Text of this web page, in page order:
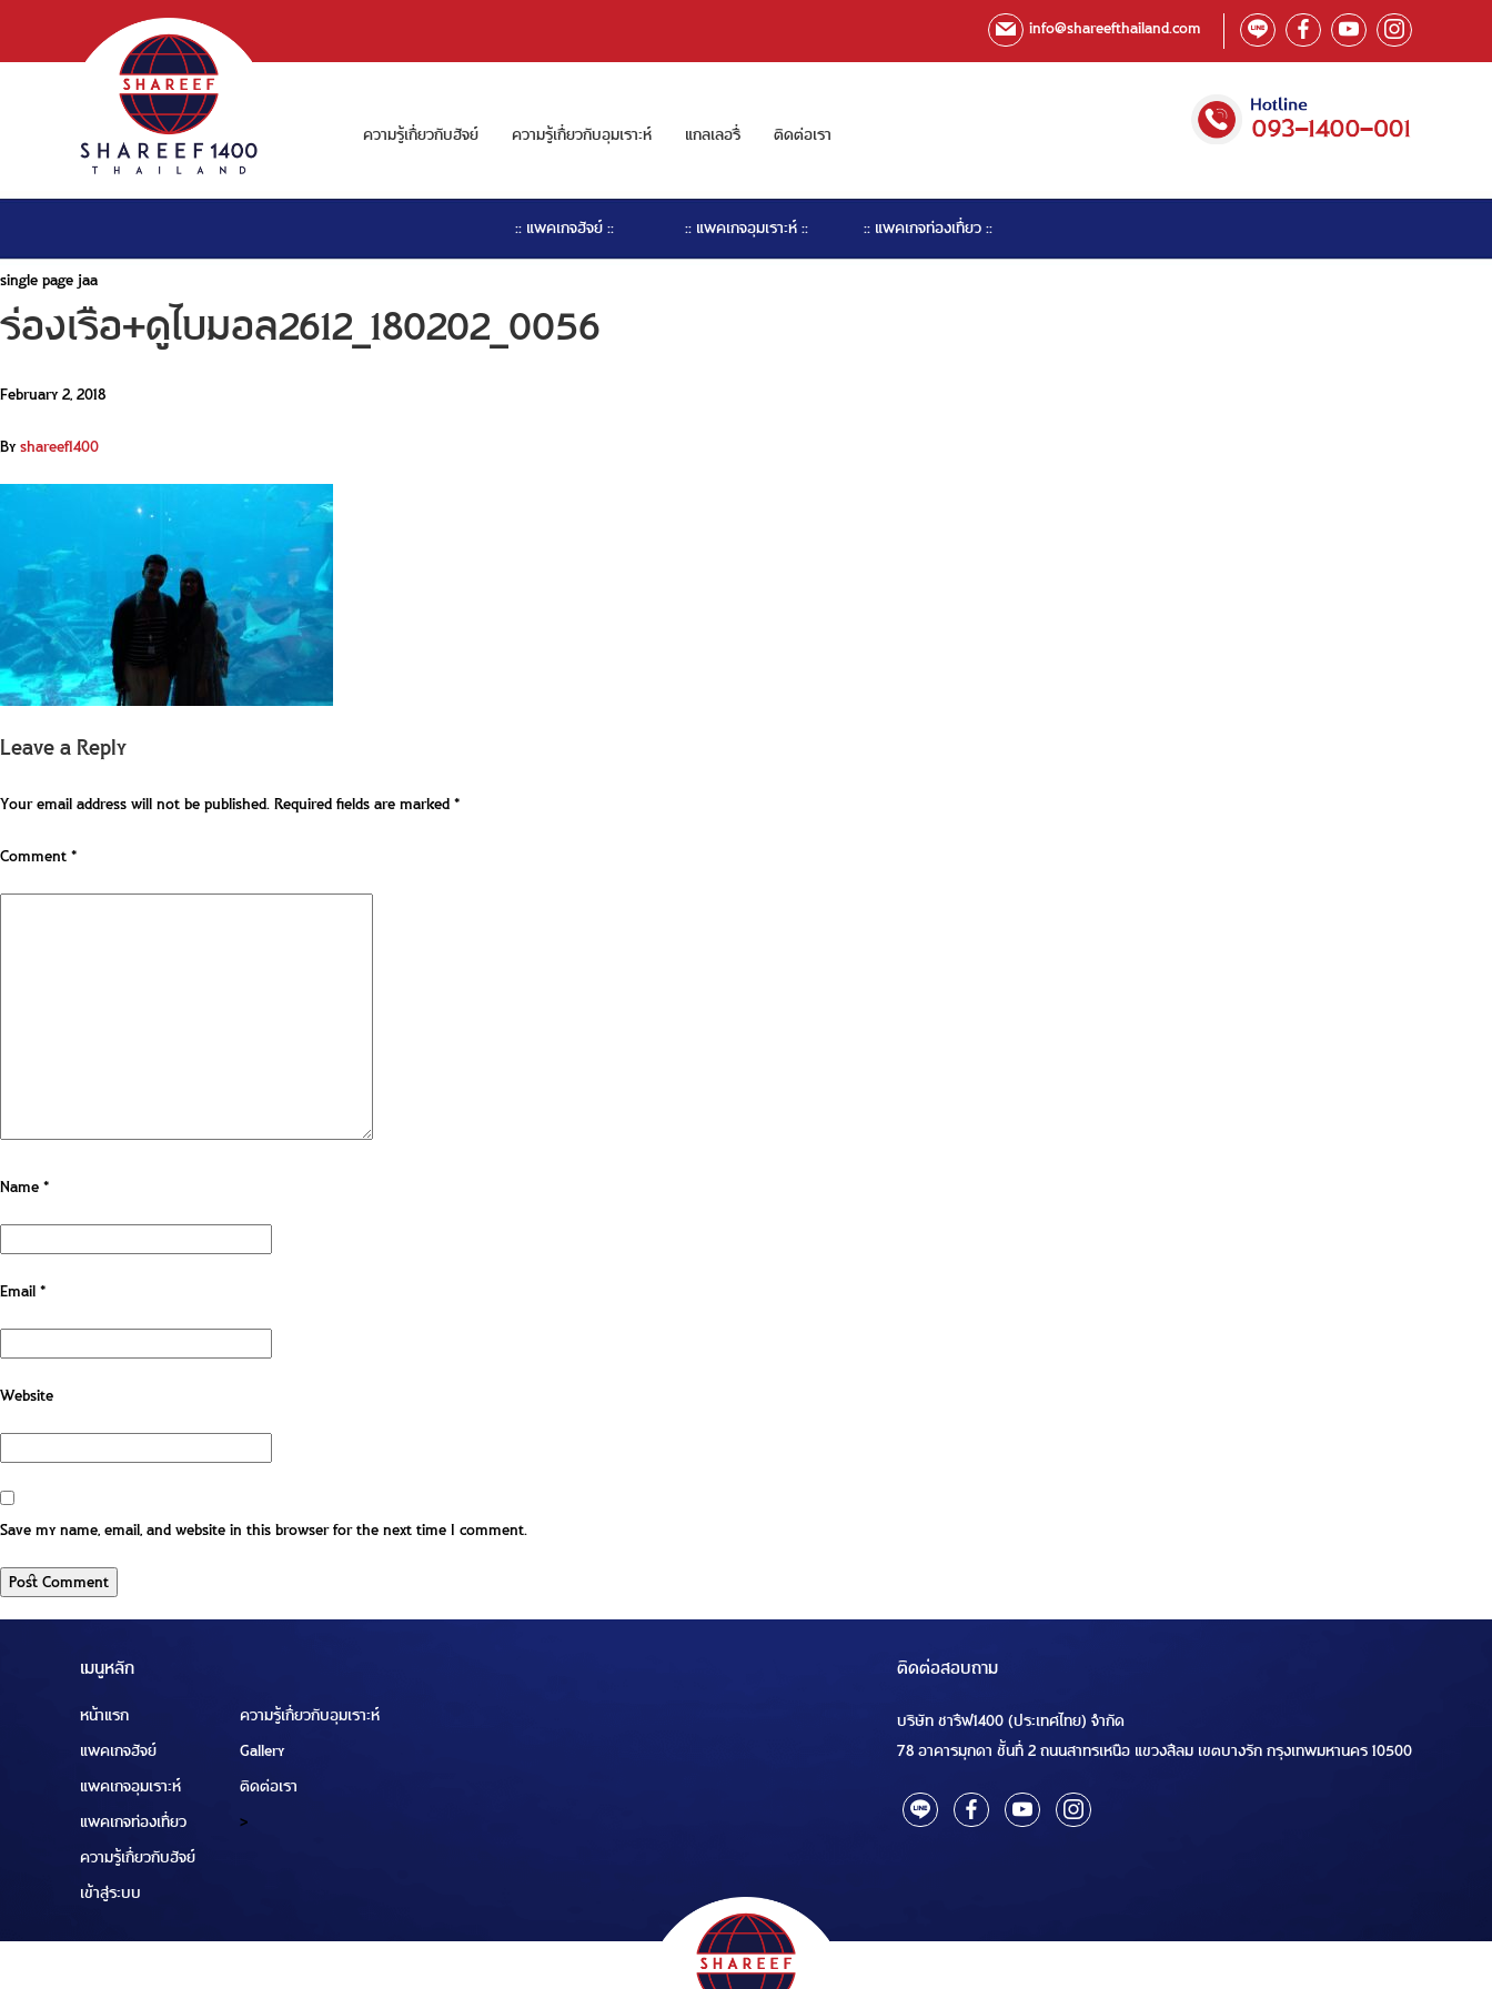
info@shareefthailand.com
ความรู้เกี่ยวกับฮัจย์ ความรู้เกี่ยวกับอุมเราะห์ แกลเลอรี่ ติดต่อเรา
:: แพคเกจฮัจย์ :: :: แพคเกจอุมเราะห์ :: :: แพคเกจท่องเที่ยว ::
single page jaa
ร่องเรือ+ดูไบมอล2612_180202_0056
February 2, 2018
Byshareef1400
Leave a Reply
Your email address will not be published.Required fields are marked*
Comment*
Name*
Email*
Website
Save my name, email, and website in this browser for the next time I comment.
เมนูหลัก
หน้าแรก
แพคเกจฮัจย์
แพคเกจอุมเราะห์
แพคเกจท่องเที่ยว
ความรู้เกี่ยวกับฮัจย์
เข้าสู่ระบบ
ความรู้เกี่ยวกับอุมเราะห์
Gallery
ติดต่อเรา
>
ติดต่อสอบถาม
บริษัท ชารีฟ1400 (ประเทศไทย) จำกัด
78 อาคารมุกดา ชั้นที่ 2 ถนนสาทรเหนือ แขวงสีลม เขตบางรัก กรุงเทพมหานคร 10500